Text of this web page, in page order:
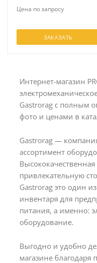
Цена по запросу
ЗАКАЗАТЬ
Интернет-магазин
Gastrorag с полным
фото и ценами в
Gastrorag —
ассортимент
привлекательную
Gastrorag это один
инвентаря для
питания, а именно:
оборудование.
Выгодно и удобно
магазине